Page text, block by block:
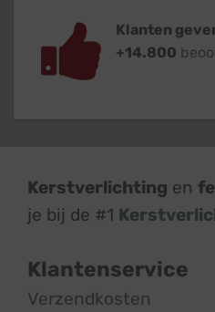
Klanten
+14.800
Kerstverlichting en
je bij de #1
Klantenservice
Verzendkosten